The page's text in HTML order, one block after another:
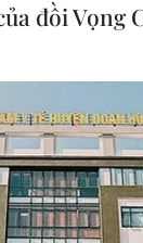
sóng AI: Dữ
đồi Vọng